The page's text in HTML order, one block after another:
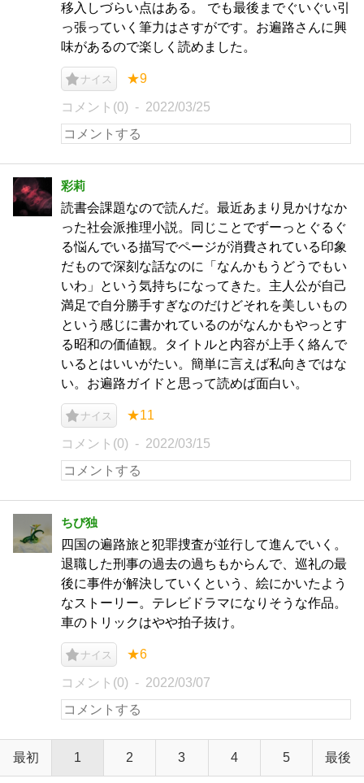
移入しづらい点はある。 でも最後までぐいぐい引
っ張っていく筆力はさすがです。お遍路さんに興
味があるので楽しく読めました。
ナイス ★9
コメント(0) 2022/03/25
彩莉
読書会課題なので読んだ。最近あまり見かけなか
った社会派推理小説。同じことでずーっとぐるぐ
る悩んでいる描写でページが消費されている印象
だもので深刻な話なのに「なんかもうどうでもい
いわ」という気持ちになってきた。主人公が自己
満足で自分勝手すぎなのだけどそれを美しいもの
という感じに書かれているのがなんかもやっとす
る昭和の価値観。タイトルと内容が上手く絡んで
いるとはいいがたい。簡単に言えば私向きではな
い。お遍路ガイドと思って読めば面白い。
ナイス ★11
コメント(0) 2022/03/15
ちび独
四国の遍路旅と犯罪捜査が並行して進んでいく。
退職した刑事の過去の過ちもからんで、巡礼の最
後に事件が解決していくという、絵にかいたよう
なストーリー。テレビドラマになりそうな作品。
車のトリックはやや拍子抜け。
ナイス ★6
コメント(0) 2022/03/07
最初 1 2 3 4 5 最後